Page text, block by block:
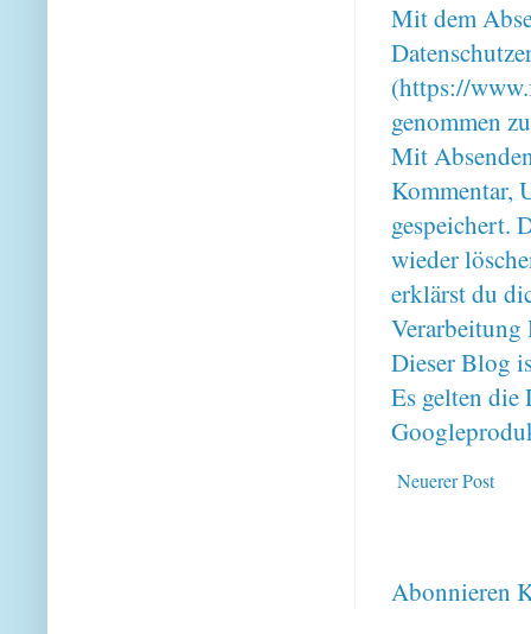
Mit dem
(https://
genommen
Mit
Kommentar,
gespeichert.
wieder
erklärst du
Verarbeitung
Dieser Blog
Es gelten
Neuerer Post
Abonnieren